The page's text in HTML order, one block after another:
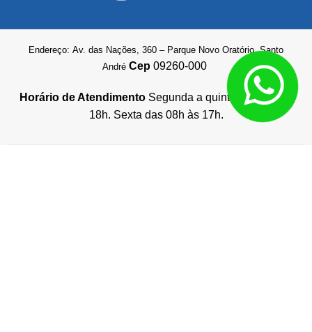
Endereço: Av. das Nações, 360 – Parque Novo Oratório, Santo
André Cep 09260-000
Horário de Atendimento Segunda a quinta das 08h às
18h. Sexta das 08h às 17h.